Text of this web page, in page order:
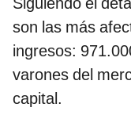
son las más
ingresos:
varones del
capital.